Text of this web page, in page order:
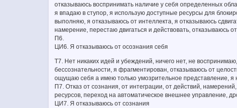
отказываюсь воспринимать наличие у себя определенных
я впадаю в ступор, я использую доступные ресурсы для
выполняю, я отказываюсь от интеллекта, я отказываюсь
намерение, перестаю двигаться и действовать, отказываюсь
П6.
ЦИ6. Я отказываюсь от осознания себя
Т7. Нет никаких идей и убеждений, ничего нет, не
бессознательности, я фрагментирован, отказываюсь от
ощущаю себя а имею только умозрительное представление, я
П7. Отказ от сознания, от интеграции, от действий,
ресурсов, переход на автоматическое внешнее управление,
ЦИ7. Я отказываюсь от сознания